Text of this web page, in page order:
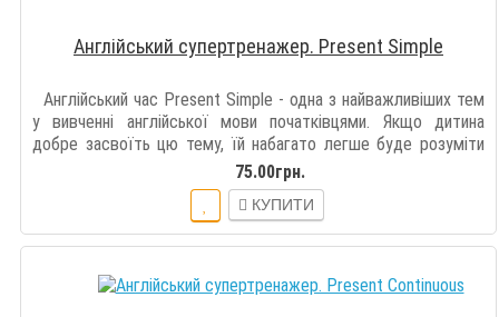
Англійський супертренажер. Present Simple
Англійський час Present Simple - одна з найважливіших тем
у вивченні англійської мови початківцями. Якщо дитина
добре засвоїть цю тему, їй набагато легше буде розуміти
75.00грн.
КУПИТИ